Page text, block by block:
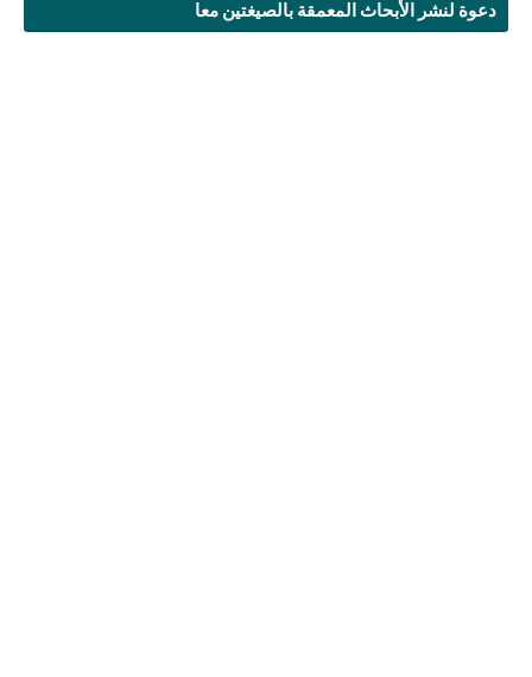
دعوة لنشر الأبحاث المعمقة بالصيغتين معا